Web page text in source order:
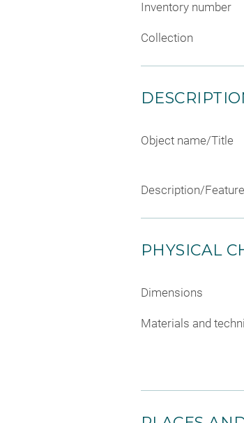
Inventory number
Collection
Object name/Title
Description/
PHYSICAL
Dimensions
Materials and